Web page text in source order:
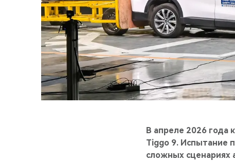
В апреле 2026 года
Tiggo 9. Испытание
сложных сценариях